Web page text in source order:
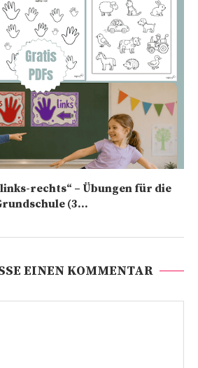
rechts“ – Übungen für die
(3...
EINEN KOMMENTAR